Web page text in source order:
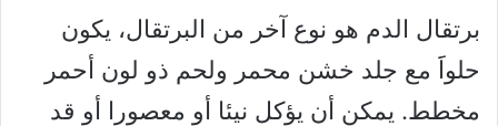
برتقال الدم هو نوع آخر من البرتقال، يكون
حلواََ مع جلد خشن محمر ولحم ذو لون أحمر
مخطط. يمكن أن يؤكل نيئا أو معصورا أو قد